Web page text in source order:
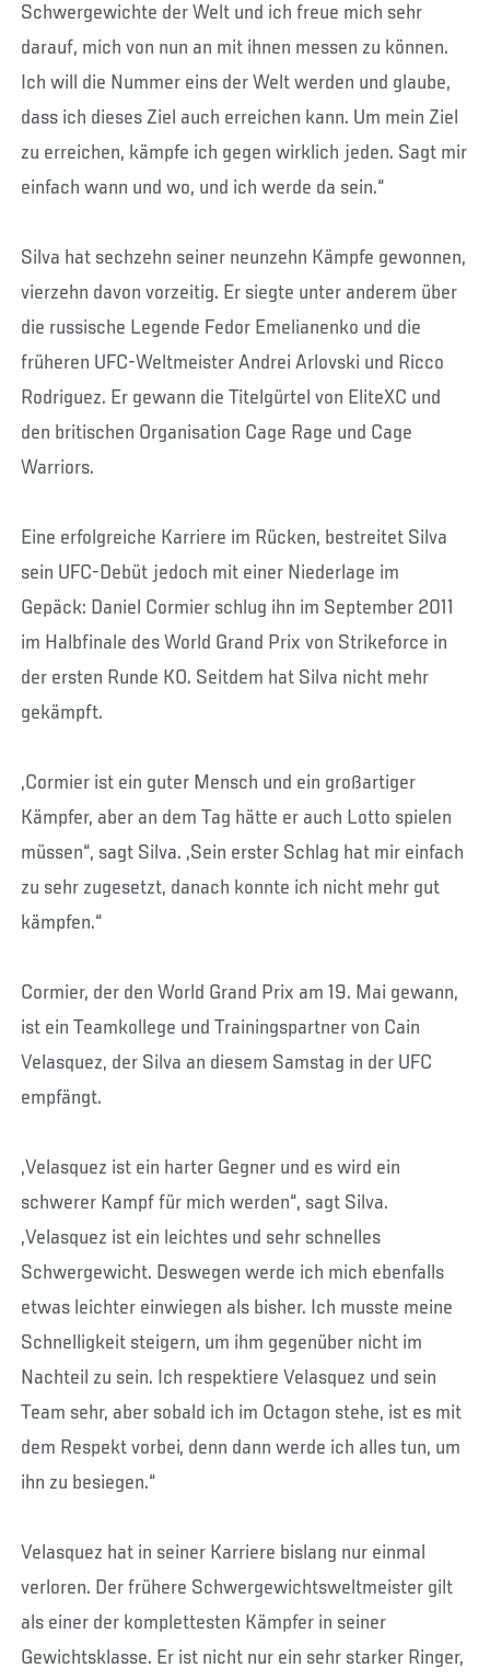
Schwergewichte der Welt und ich freue mich sehr
darauf, mich von nun an mit ihnen messen zu können.
Ich will die Nummer eins der Welt werden und glaube,
dass ich dieses Ziel auch erreichen kann. Um mein Ziel
zu erreichen, kämpfe ich gegen wirklich jeden. Sagt mir
einfach wann und wo, und ich werde da sein.“
Silva hat sechzehn seiner neunzehn Kämpfe gewonnen,
vierzehn davon vorzeitig. Er siegte unter anderem über
die russische Legende Fedor Emelianenko und die
früheren UFC-Weltmeister Andrei Arlovski und Ricco
Rodriguez. Er gewann die Titelgürtel von EliteXC und
den britischen Organisation Cage Rage und Cage
Warriors.
Eine erfolgreiche Karriere im Rücken, bestreitet Silva
sein UFC-Debüt jedoch mit einer Niederlage im
Gepäck: Daniel Cormier schlug ihn im September 2011
im Halbfinale des World Grand Prix von Strikeforce in
der ersten Runde KO. Seitdem hat Silva nicht mehr
gekämpft.
„Cormier ist ein guter Mensch und ein großartiger
Kämpfer, aber an dem Tag hätte er auch Lotto spielen
müssen“, sagt Silva. „Sein erster Schlag hat mir einfach
zu sehr zugesetzt, danach konnte ich nicht mehr gut
kämpfen.“
Cormier, der den World Grand Prix am 19. Mai gewann,
ist ein Teamkollege und Trainingspartner von Cain
Velasquez, der Silva an diesem Samstag in der UFC
empfängt.
„Velasquez ist ein harter Gegner und es wird ein
schwerer Kampf für mich werden“, sagt Silva.
„Velasquez ist ein leichtes und sehr schnelles
Schwergewicht. Deswegen werde ich mich ebenfalls
etwas leichter einwiegen als bisher. Ich musste meine
Schnelligkeit steigern, um ihm gegenüber nicht im
Nachteil zu sein. Ich respektiere Velasquez und sein
Team sehr, aber sobald ich im Octagon stehe, ist es mit
dem Respekt vorbei, denn dann werde ich alles tun, um
ihn zu besiegen.“
Velasquez hat in seiner Karriere bislang nur einmal
verloren. Der frühere Schwergewichtsweltmeister gilt
als einer der komplettesten Kämpfer in seiner
Gewichtsklasse. Er ist nicht nur ein sehr starker Ringer,